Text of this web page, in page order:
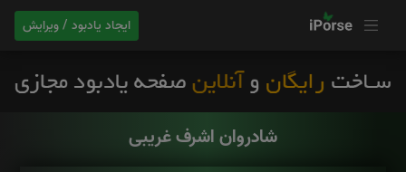
ایجاد یادبود / ویرایش
شادروان اشرف غریبی